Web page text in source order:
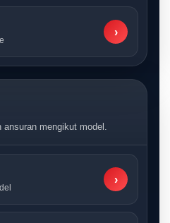
›
ansuran mengikut model.
›